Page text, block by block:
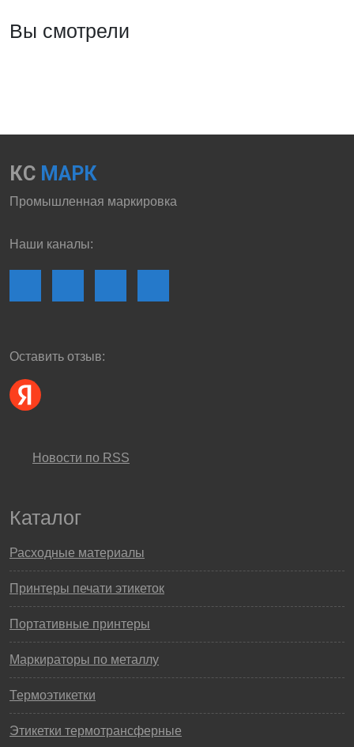
Вы смотрели
КС МАРК
Промышленная маркировка
Наши каналы:
Оставить отзыв:
Новости по RSS
Каталог
Расходные материалы
Принтеры печати этикеток
Портативные принтеры
Маркираторы по металлу
Термоэтикетки
Этикетки термотрансферные